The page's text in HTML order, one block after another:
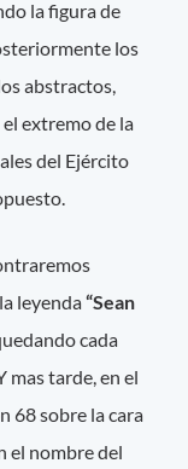
la figura de
los
abstractos,
extremo de la
del Ejército
leyenda“Sean
cada
mas tarde, en el
68 sobre la cara
el nombre del